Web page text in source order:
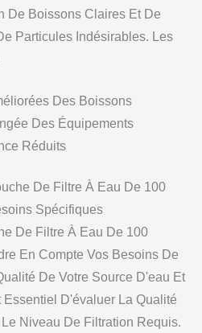
De Boissons Claires Et De
Particules Indésirables. Les
Des Boissons
Des Équipements
Réduits
De Filtre À Eau De 100
Spécifiques
De Filtre À Eau De 100
En Compte Vos Besoins De
De Votre Source D'eau Et
D'évaluer La Qualité
Niveau De Filtration Requis.